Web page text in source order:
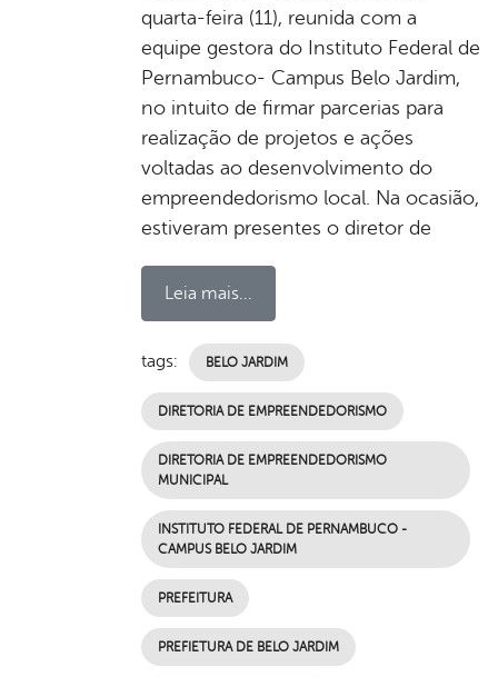
quarta-feira (11), reunida com a
equipe gestora do Instituto Federal de
Pernambuco- Campus Belo Jardim,
no intuito de firmar parcerias para
realização de projetos e ações
voltadas ao desenvolvimento do
empreendedorismo local. Na ocasião,
estiveram presentes o diretor de
Leia mais...
tags: BELO JARDIM
DIRETORIA DE EMPREENDEDORISMO
DIRETORIA DE EMPREENDEDORISMO
MUNICIPAL
INSTITUTO FEDERAL DE PERNAMBUCO -
CAMPUS BELO JARDIM
PREFEITURA
PREFIETURA DE BELO JARDIM